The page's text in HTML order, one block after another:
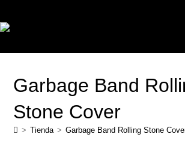
Garbage Band
Stone Cover
> Tienda > Garbage Band Rolling Stone